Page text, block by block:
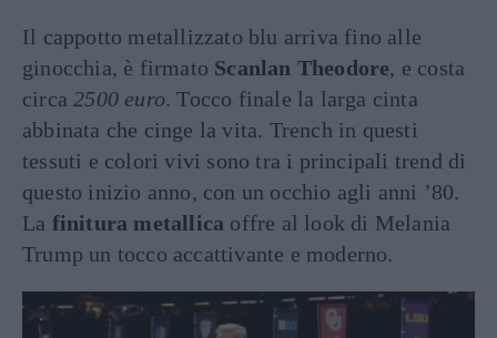
Il cappotto metallizzato blu arriva fino alle
ginocchia, è firmato Scanlan Theodore, e costa
circa2500 euro. Tocco finale la larga cinta
abbinata che cinge la vita. Trench in questi
tessuti e colori vivi sono tra i principali trend di
questo inizio anno, con un occhio agli anni ’80.
La finitura metallica offre al look di Melania
Trump un tocco accattivante e moderno.